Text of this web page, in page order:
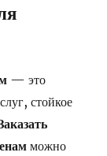
— это
стойкое
можно